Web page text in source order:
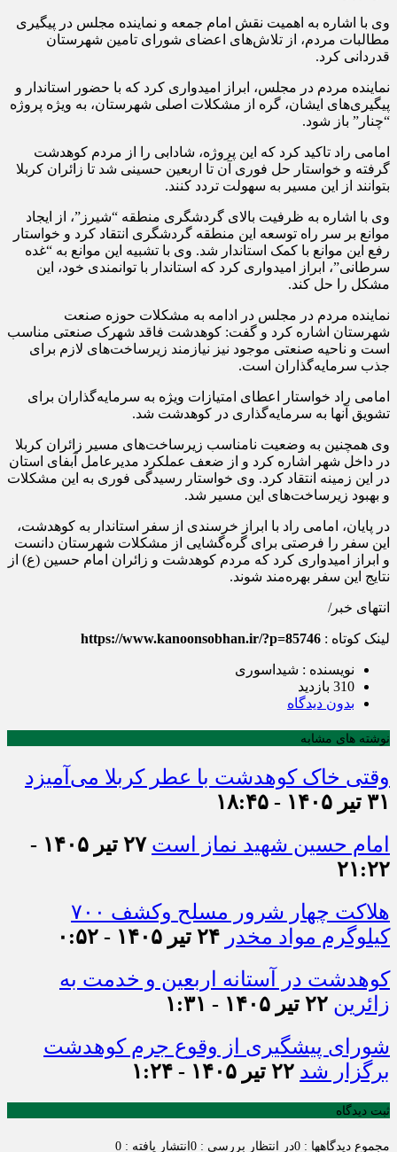
وی با اشاره به اهمیت نقش امام جمعه و نماینده مجلس در پیگیری
مطالبات مردم، از تلاش‌های اعضای شورای تامین شهرستان
قدردانی کرد.
نماینده مردم در مجلس، ابراز امیدواری کرد که با حضور استاندار و
پیگیری‌های ایشان، گره از مشکلات اصلی شهرستان، به ویژه پروژه
“چنار” باز شود.
امامی راد تاکید کرد که این پروژه، شادابی را از مردم کوهدشت
گرفته و خواستار حل فوری آن تا اربعین حسینی شد تا زائران کربلا
بتوانند از این مسیر به سهولت تردد کنند.
وی با اشاره به ظرفیت بالای گردشگری منطقه “شیرز”، از ایجاد
موانع بر سر راه توسعه این منطقه گردشگری انتقاد کرد و خواستار
رفع این موانع با کمک استاندار شد. وی با تشبیه این موانع به “غده
سرطانی”، ابراز امیدواری کرد که استاندار با توانمندی خود، این
مشکل را حل کند.
نماینده مردم در مجلس در ادامه به مشکلات حوزه صنعت
شهرستان اشاره کرد و گفت: کوهدشت فاقد شهرک صنعتی مناسب
است و ناحیه صنعتی موجود نیز نیازمند زیرساخت‌های لازم برای
جذب سرمایه‌گذاران است.
امامی راد خواستار اعطای امتیازات ویژه به سرمایه‌گذاران برای
تشویق آنها به سرمایه‌گذاری در کوهدشت شد.
وی همچنین به وضعیت نامناسب زیرساخت‌های مسیر زائران کربلا
در داخل شهر اشاره کرد و از ضعف عملکرد مدیرعامل آبفای استان
در این زمینه انتقاد کرد. وی خواستار رسیدگی فوری به این مشکلات
و بهبود زیرساخت‌های این مسیر شد.
در پایان، امامی راد با ابراز خرسندی از سفر استاندار به کوهدشت،
این سفر را فرصتی برای گره‌گشایی از مشکلات شهرستان دانست
و ابراز امیدواری کرد که مردم کوهدشت و زائران امام حسین (ع) از
نتایج این سفر بهره‌مند شوند.
انتهای خبر/
لینک کوتاه : https://www.kanoonsobhan.ir/?p=85746
نویسنده : شیداسوری
310 بازدید
بدون دیدگاه
نوشته های مشابه
وقتی خاک کوهدشت با عطر کربلا می‌آمیزد
۳۱ تیر ۱۴۰۵ - ۱۸:۴۵
امام حسین شهید نماز است
۲۷ تیر ۱۴۰۵ -
۲۱:۲۲
هلاکت چهار شرور مسلح وکشف ۷۰۰
کیلوگرم مواد مخدر ۲۴ تیر ۱۴۰۵ - ۰:۵۲
کوهدشت در آستانه اربعین و خدمت‌ به
زائرین ۲۲ تیر ۱۴۰۵ - ۱:۳۱
شورای پیشگیری از وقوع جرم کوهدشت
برگزار شد ۲۲ تیر ۱۴۰۵ - ۱:۲۴
ثبت دیدگاه
مجموع دیدگاهها : 0 در انتظار بررسی : 0 انتشار یافته : 0